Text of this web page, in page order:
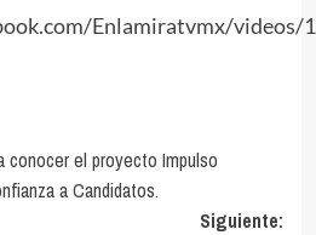
Enlamiratvmx/videos/
conocer el proyecto Impulso
a Candidatos.
Siguiente: